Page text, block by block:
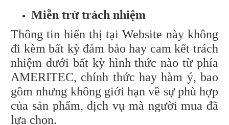
Miễn trừ trách nhiệm
Thông tin hiển thị tại Website này không
đi kèm bất kỳ đảm bảo hay cam kết trách
nhiệm dưới bất kỳ hình thức nào từ phía
AMERITEC, chính thức hay hàm ý, bao
gồm nhưng không giới hạn về sự phù hợp
của sản phẩm, dịch vụ mà người mua đã
lựa chọn.